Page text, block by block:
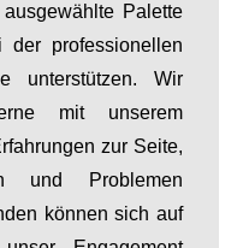
Palette
professionellen
unterstützen. Wir
mit unserem
zur Seite,
und Problemen
können sich auf